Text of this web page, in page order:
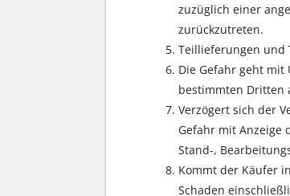
zuzüglich einer
zurückzutreten.
Teillieferungen und
Die Gefahr geht
bestimmten Dritten
Verzögert sich der
Gefahr mit Anzeige
Stand-,
Kommt der Käufer
Schaden